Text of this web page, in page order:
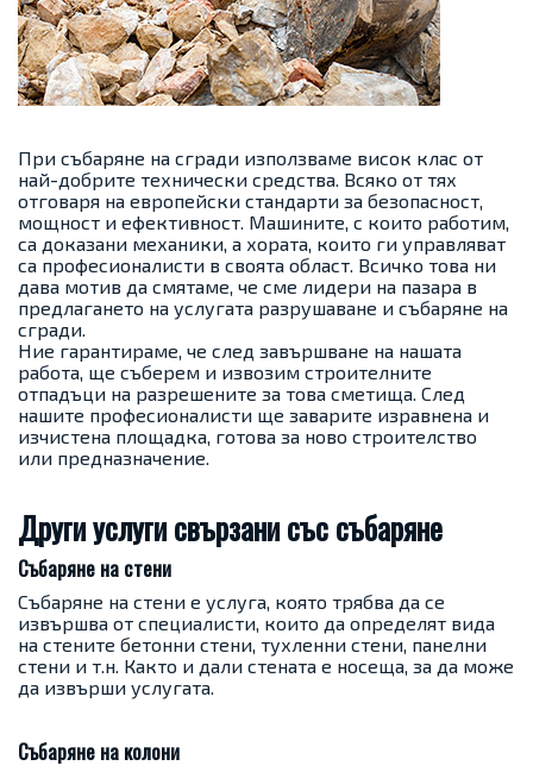
При събаряне на сгради използваме висок клас от
най-добрите технически средства. Всяко от тях
отговаря на европейски стандарти за безопасност,
мощност и ефективност. Машините, с които работим,
са доказани механики, а хората, които ги управляват
са професионалисти в своята област. Всичко това ни
дава мотив да смятаме, че сме лидери на пазара в
предлагането на услугата разрушаване и събаряне на
сгради.
Ние гарантираме, че след завършване на нашата
работа, ще съберем и извозим строителните
отпадъци на разрешените за това сметища. След
нашите професионалисти ще заварите изравнена и
изчистена площадка, готова за ново строителство
или предназначение.
Други услуги свързани със събаряне
Събаряне на стени
Събаряне на стени е услуга, която трябва да се
извършва от специалисти, които да определят вида
на стените бетонни стени, тухленни стени, панелни
стени и т.н. Както и дали стената е носеща, за да може
да извърши услугата.
Събаряне на колони